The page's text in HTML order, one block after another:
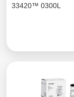
33420™ 0300L